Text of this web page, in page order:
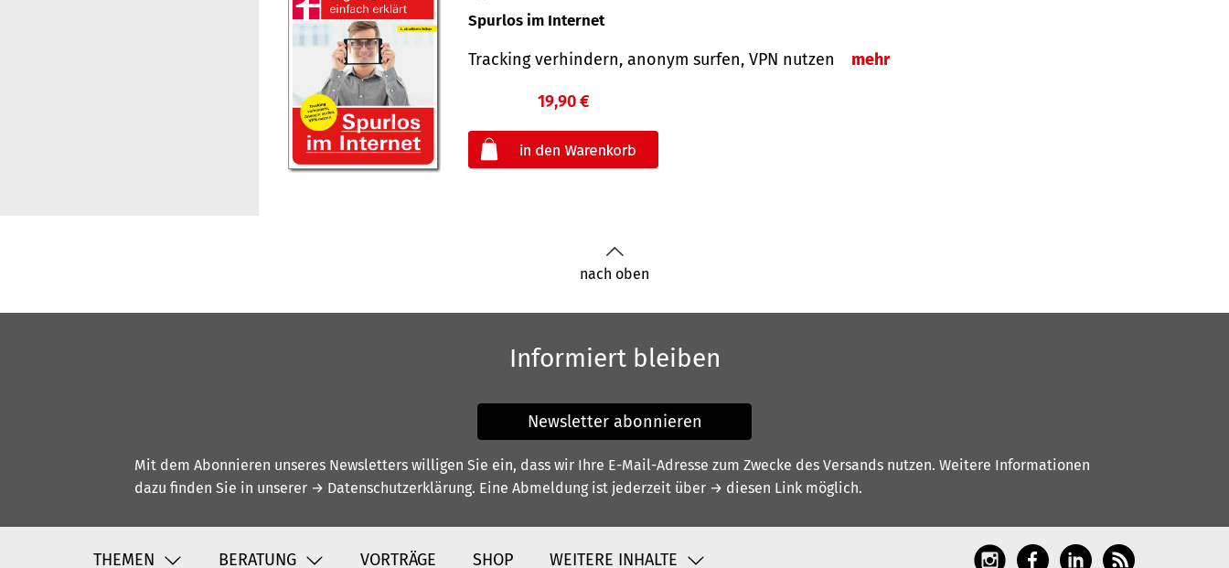
Spurlos im Internet
Tracking verhindern, anonym surfen, VPN nutzen mehr
19,90 €
nach oben
Informiert bleiben
Newsletter abonnieren
Mit dem Abonnieren unseres Newsletters willigen Sie ein, dass wir Ihre E-Mail-Adresse zum Zwecke des Versands nutzen. Weitere Informationen
dazu finden Sie in unserer → Datenschutzerklärung. Eine Abmeldung ist jederzeit über → diesen Link möglich.
THEMEN BERATUNG VORTRÄGE SHOP WEITERE INHALTE